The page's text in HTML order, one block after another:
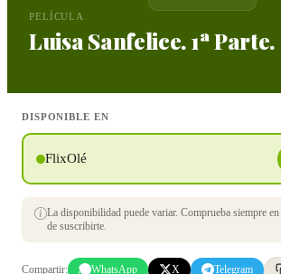
PELÍCULA
Luisa Sanfelice. 1ª Parte.
DISPONIBLE EN
FlixOlé
La disponibilidad puede variar. Comprueba siempre
de suscribirte.
Compartir: WhatsApp X Telegram